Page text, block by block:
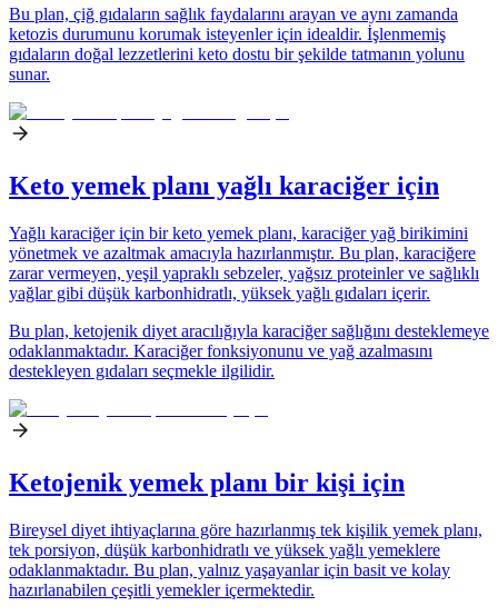
Bu plan, çiğ gıdaların sağlık faydalarını arayan ve aynı zamanda
ketozis durumunu korumak isteyenler için idealdir. İşlenmemiş
gıdaların doğal lezzetlerini keto dostu bir şekilde tatmanın yolunu
sunar.
Keto yemek planı yağlı karaciğer için
Yağlı karaciğer için bir keto yemek planı, karaciğer yağ birikimini
yönetmek ve azaltmak amacıyla hazırlanmıştır. Bu plan, karaciğere
zarar vermeyen, yeşil yapraklı sebzeler, yağsız proteinler ve sağlıklı
yağlar gibi düşük karbonhidratlı, yüksek yağlı gıdaları içerir.
Bu plan, ketojenik diyet aracılığıyla karaciğer sağlığını desteklemeye
odaklanmaktadır. Karaciğer fonksiyonunu ve yağ azalmasını
destekleyen gıdaları seçmekle ilgilidir.
Ketojenik yemek planı bir kişi için
Bireysel diyet ihtiyaçlarına göre hazırlanmış tek kişilik yemek planı,
tek porsiyon, düşük karbonhidratlı ve yüksek yağlı yemeklere
odaklanmaktadır. Bu plan, yalnız yaşayanlar için basit ve kolay
hazırlanabilen çeşitli yemekler içermektedir.